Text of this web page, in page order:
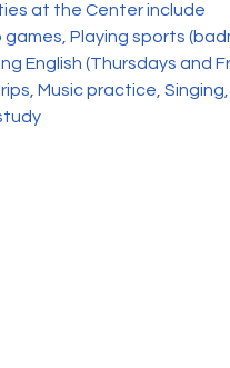
at the Center include
games, Playing sports
English (Thursdays and
Music practice, Singing,